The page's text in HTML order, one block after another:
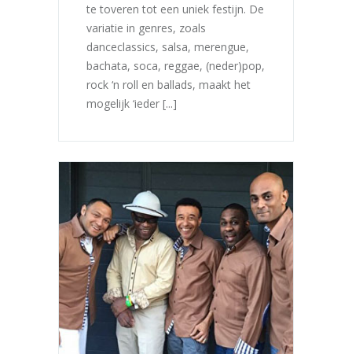
te toveren tot een uniek festijn. De
variatie in genres, zoals
danceclassics, salsa, merengue,
bachata, soca, reggae, (neder)pop,
rock ‘n roll en ballads, maakt het
mogelijk ‘ieder [...]